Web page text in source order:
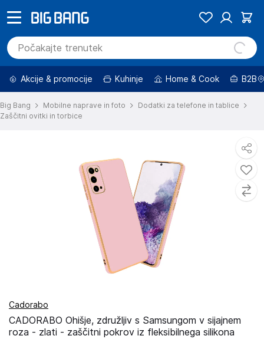
Akcije & promocije Kuhinje Home & Cook B2B
Big Bang Mobilne naprave in foto
Dodatki za telefone in tablice
Zaščitni ovitki in torbice
Cadorabo
CADORABO Ohišje, združljiv s Samsungom v sijajnem
roza - zlati - zaščitni pokrov iz fleksibilnega silikona